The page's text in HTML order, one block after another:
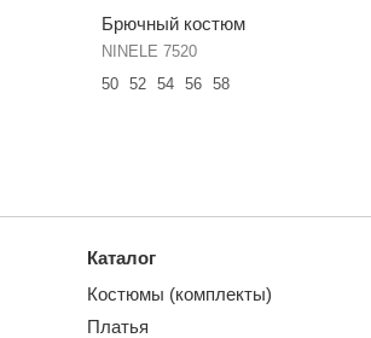
Брючный костюм
NINELE 7520
50
52 54 56 58
Каталог
Костюмы (комплекты)
Платья